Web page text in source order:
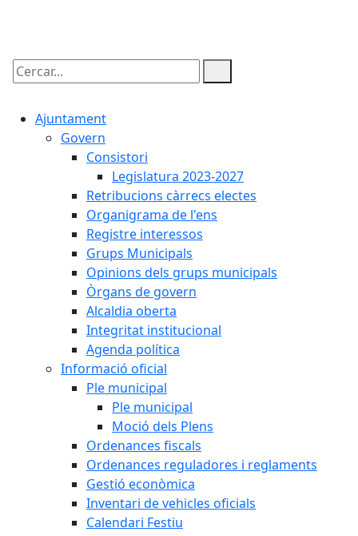
Cercar:
Ajuntament
Govern
Consistori
Legislatura 2023-2027
Retribucions càrrecs electes
Organigrama de l'ens
Registre interessos
Grups Municipals
Opinions dels grups municipals
Òrgans de govern
Alcaldia oberta
Integritat institucional
Agenda política
Informació oficial
Ple municipal
Ple municipal
Moció dels Plens
Ordenances fiscals
Ordenances reguladores i reglaments
Gestió econòmica
Inventari de vehicles oficials
Calendari Festiu